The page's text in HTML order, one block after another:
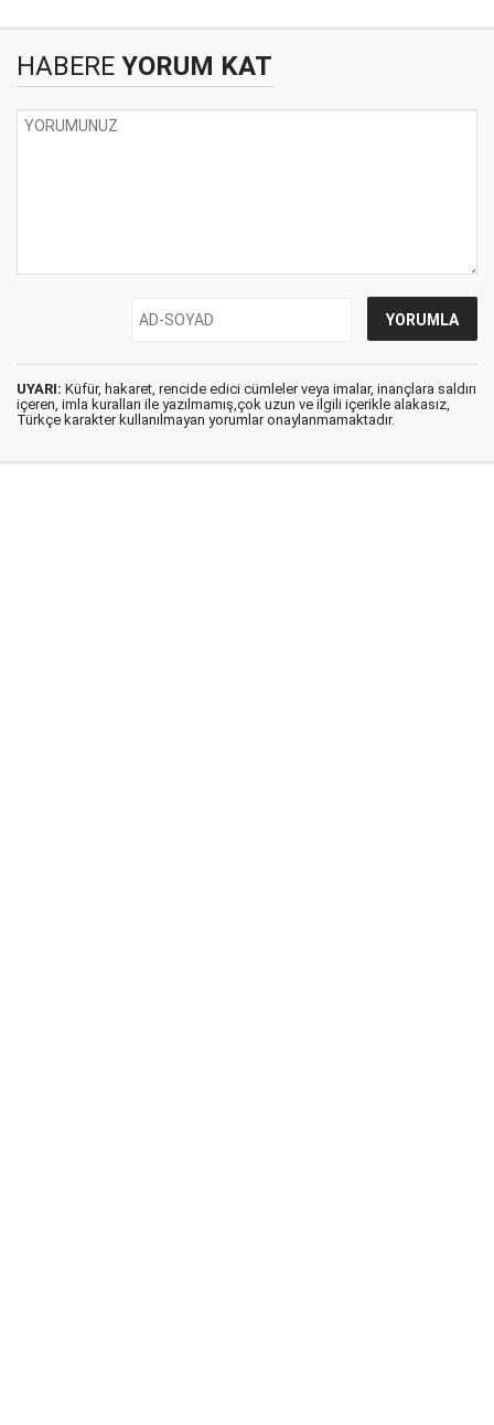
HABERE YORUM KAT
UYARI: Küfür, hakaret, rencide edici cümleler veya imalar, inançlara saldırı
içeren, imla kuralları ile yazılmamış,çok uzun ve ilgili içerikle alakasız,
Türkçe karakter kullanılmayan yorumlar onaylanmamaktadır.